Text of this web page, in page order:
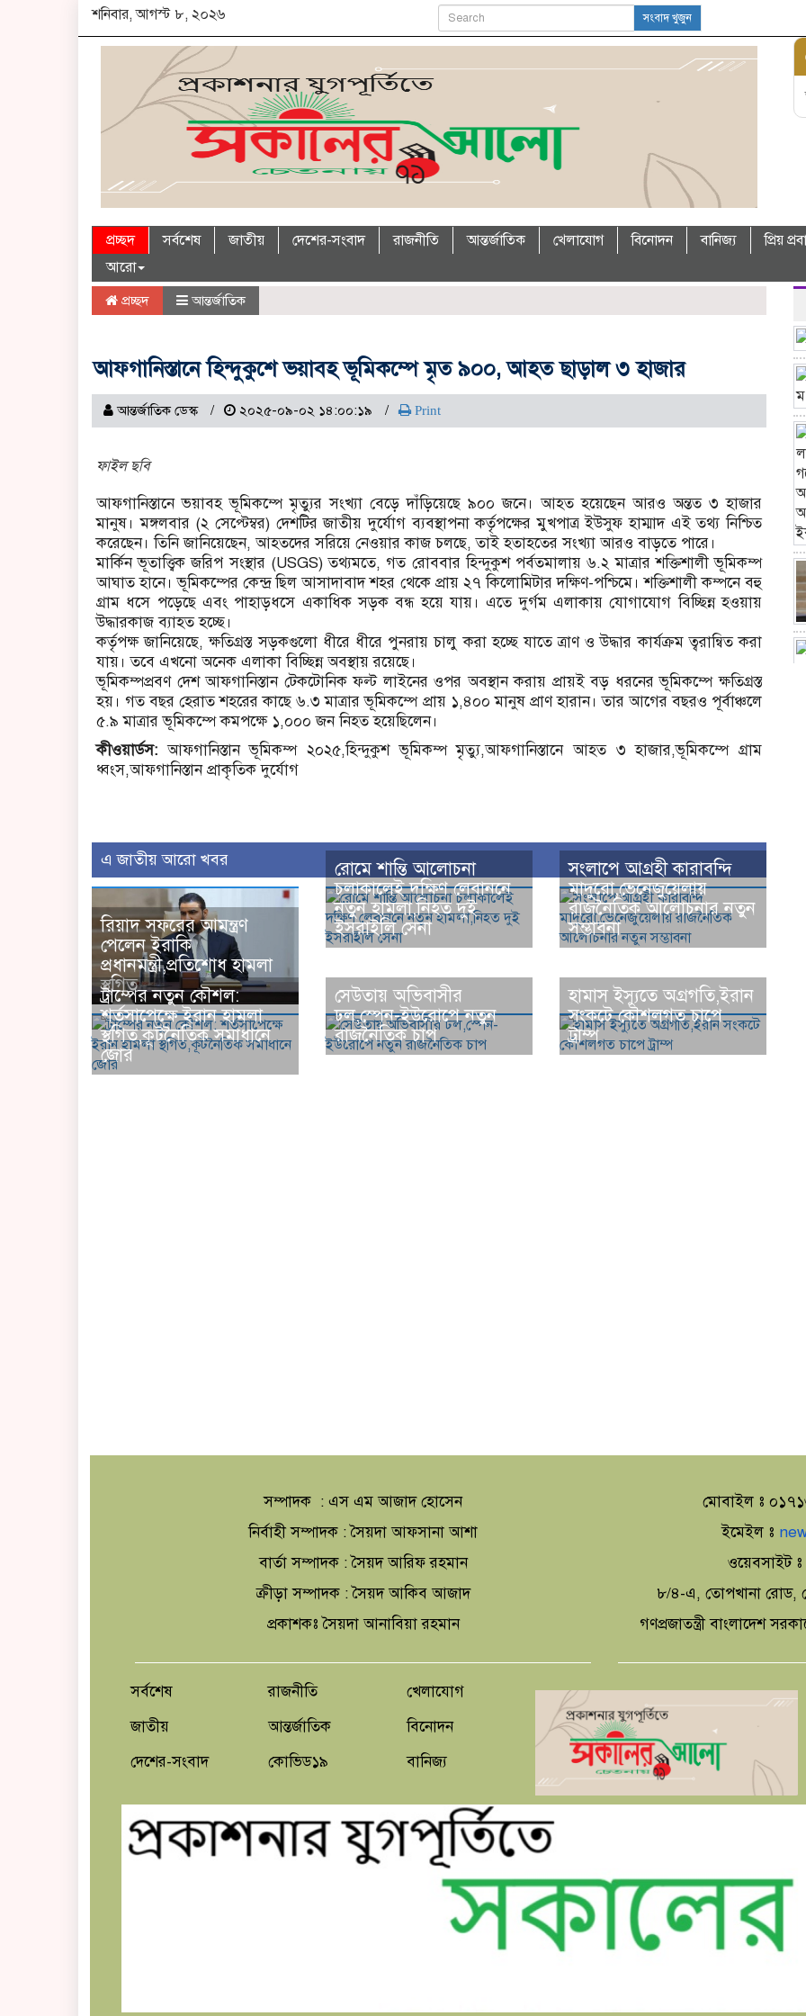
শনিবার, আগস্ট ৮, ২০২৬ সংবাদ খুজুন
প্রচ্ছদ সর্বশেষ জাতীয় দেশের-সংবাদ রাজনীতি আন্তর্জাতিক খেলাযোগ বিনোদন বানিজ্য প্রিয়
আরো
প্রচ্ছদ আন্তর্জাতিক
আফগানিস্তানে হিন্দুকুশে ভয়াবহ ভূমিকম্পে মৃত ৯০০, আহত ছাড়াল ৩ হাজার
আন্তর্জাতিক ডেস্ক ২০২৫-০৯-০২ ১৪:০০:১৯ Print
ফাইল ছবি
আফগানিস্তানে ভয়াবহ ভূমিকম্পে মৃত্যুর সংখ্যা বেড়ে দাঁড়িয়েছে ৯০০ জনে। আহত হয়েছেন আরও অন্তত ৩ হাজার
মানুষ। মঙ্গলবার (২ সেপ্টেম্বর) দেশটির জাতীয় দুর্যোগ ব্যবস্থাপনা কর্তৃপক্ষের মুখপাত্র ইউসুফ হাম্মাদ এই তথ্য নিশ্চিত
করেছেন। তিনি জানিয়েছেন, আহতদের সরিয়ে নেওয়ার কাজ চলছে, তাই হতাহতের সংখ্যা আরও বাড়তে পারে।
মার্কিন ভূতাত্ত্বিক জরিপ সংস্থার (USGS) তথ্যমতে, গত রোববার হিন্দুকুশ পর্বতমালায় ৬.২ মাত্রার শক্তিশালী ভূমিকম্প
আঘাত হানে। ভূমিকম্পের কেন্দ্র ছিল আসাদাবাদ শহর থেকে প্রায় ২৭ কিলোমিটার দক্ষিণ-পশ্চিমে। শক্তিশালী কম্পনে বহু
গ্রাম ধসে পড়েছে এবং পাহাড়ধসে একাধিক সড়ক বন্ধ হয়ে যায়। এতে দুর্গম এলাকায় যোগাযোগ বিচ্ছিন্ন হওয়ায়
উদ্ধারকাজ ব্যাহত হচ্ছে।
কর্তৃপক্ষ জানিয়েছে, ক্ষতিগ্রস্ত সড়কগুলো ধীরে ধীরে পুনরায় চালু করা হচ্ছে যাতে ত্রাণ ও উদ্ধার কার্যক্রম ত্বরান্বিত করা
যায়। তবে এখনো অনেক এলাকা বিচ্ছিন্ন অবস্থায় রয়েছে।
ভূমিকম্পপ্রবণ দেশ আফগানিস্তান টেকটোনিক ফল্ট লাইনের ওপর অবস্থান করায় প্রায়ই বড় ধরনের ভূমিকম্পে ক্ষতিগ্রস্ত
হয়। গত বছর হেরাত শহরের কাছে ৬.৩ মাত্রার ভূমিকম্পে প্রায় ১,৪০০ মানুষ প্রাণ হারান। তার আগের বছরও পূর্বাঞ্চলে
৫.৯ মাত্রার ভূমিকম্পে কমপক্ষে ১,০০০ জন নিহত হয়েছিলেন।
কীওয়ার্ডস:আফগানিস্তান ভূমিকম্প ২০২৫,হিন্দুকুশ ভূমিকম্প মৃত্যু,আফগানিস্তানে আহত ৩ হাজার,ভূমিকম্পে গ্রাম
ধ্বংস,আফগানিস্তান প্রাকৃতিক দুর্যোগ
এ জাতীয় আরো খবর
রিয়াদ সফরের আমন্ত্রণ
পেলেন ইরাকি
প্রধানমন্ত্রী,প্রতিশোধ হামলা
স্থগিত
রোমে শান্তি আলোচনা
চলাকালেই দক্ষিণ লেবাননে
নতুন হামলা,নিহত দুই
ইসরাইলি সেনা
সংলাপে আগ্রহী কারাবন্দি
মাদুরো,ভেনেজুয়েলায়
রাজনৈতিক আলোচনার নতুন
সম্ভাবনা
ট্রাম্পের নতুন কৌশল:
শর্তসাপেক্ষে ইরান হামলা
স্থগিত,কূটনৈতিক সমাধানে
জোর
সেউতায় অভিবাসীর
ঢল,স্পেন-ইউরোপে নতুন
রাজনৈতিক চাপ
হামাস ইস্যুতে অগ্রগতি,ইরান
সংকটে কৌশলগত চাপে
ট্রাম্প
সম্পাদক : এস এম আজাদ হোসেন
নির্বাহী সম্পাদক : সৈয়দা আফসানা আশা
বার্তা সম্পাদক : সৈয়দ আরিফ রহমান
ক্রীড়া সম্পাদক : সৈয়দ আকিব আজাদ
প্রকাশকঃ সৈয়দা আনাবিয়া রহমান
মোবাইল ঃ
ইমেইল ঃ
ওয়েবসাইট ঃ
৮/৪-এ, তোপখানা রোড,
গণপ্রজাতন্ত্রী বাংলাদেশ
সর্বশেষ
জাতীয়
দেশের-সংবাদ
রাজনীতি
আন্তর্জাতিক
কোভিড১৯
খেলাযোগ
বিনোদন
বানিজ্য